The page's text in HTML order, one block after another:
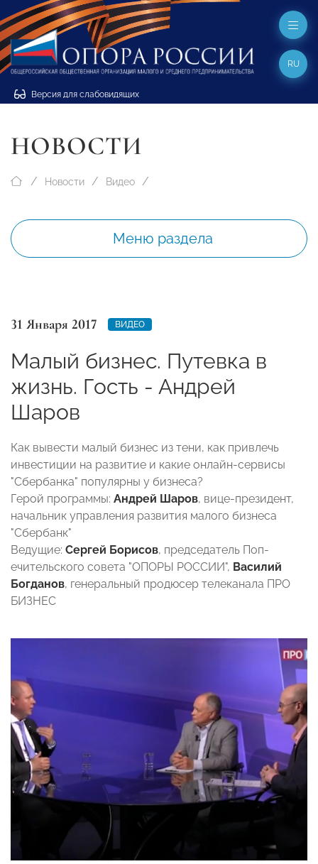
Версия для слабовидящих
RU
НОВОСТИ
Новости Видео
Меню раздела
31 Января 2017 ВИДЕО
Малый бизнес. Путевка в
жизнь. Гость - Андрей
Шаров
Как вывести малый бизнес из тени, как при­влечь
инвестиции на развитие и какие онл­айн-сервисы
"Сбербанка" популярны у бизне­са?
Герой программы: Андрей Шаров, вице-презид­ент,
начальник управления развития малого­ бизнеса
"Сбербанк"
Ведущие: Сергей Борисов, председатель Поп­
ечительского совета "ОПОРЫ РОССИИ", Васил­ий
Богданов, генеральный продюсер телекан­ала ПРО
БИЗНЕС